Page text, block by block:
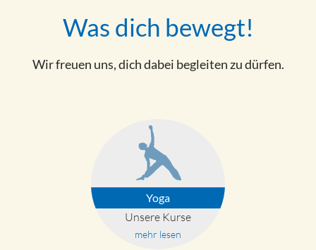
Was dich bewegt!
Wir freuen uns, dich dabei begleiten zu dürfen.
Yoga
Unsere Kurse
mehr lesen